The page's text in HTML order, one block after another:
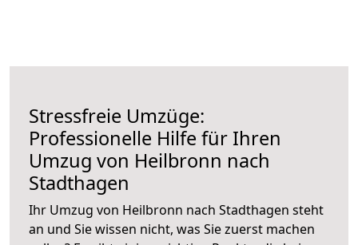
Stressfreie Umzüge:
Professionelle Hilfe für Ihren
Umzug von Heilbronn nach
Stadthagen
Ihr Umzug von Heilbronn nach Stadthagen steht
an und Sie wissen nicht, was Sie zuerst machen